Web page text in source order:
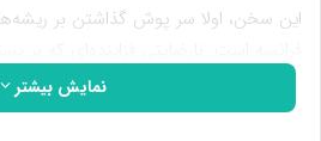
این سخن، اولا سر پوش گذاشتن بر
طبقاتی و شکاف اجتماعی، شکل گرفته است.
نمایش بیشتر